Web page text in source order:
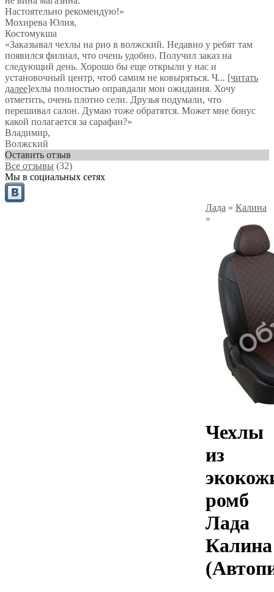
Настоятельно рекомендую!»
Мохирева Юлия,
Костомукша
«Заказывал чехлы на рио в волжский. Недавно у ребят там
появился филиал, что очень удобно. Получил заказ на
следующий день. Хорошо бы еще открыли у нас и
установочный центр, чтоб самим не ковыряться. Ч... [читать
далее]ехлы полностью оправдали мои ожидания. Хочу
отметить, очень плотно сели. Друзья подумали, что
перешивал салон. Думаю тоже обратятся. Может мне бонус
какой полагается за сарафан?»
Владимир,
Волжский
Оставить отзыв
Все отзывы (32)
Мы в социальных сетях
Лада » Калина
»
Чехлы
из
ромб
Лада
Калина